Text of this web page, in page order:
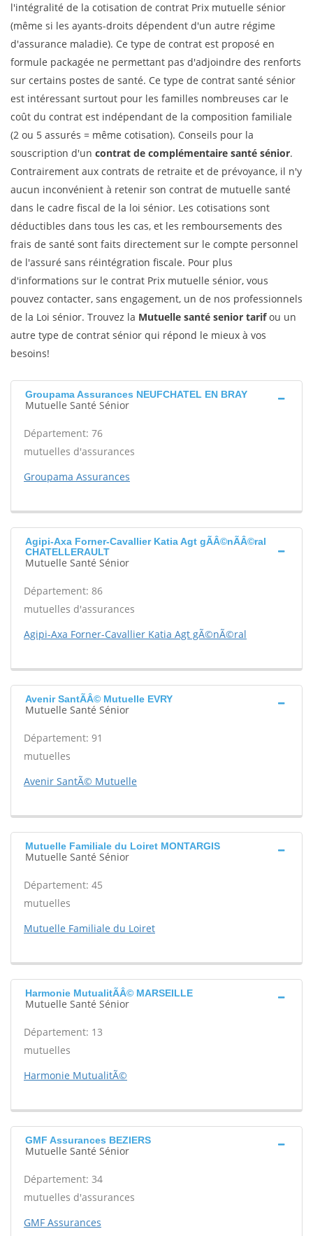
l'intégralité de la cotisation de contrat Prix mutuelle sénior
(même si les ayants-droits dépendent d'un autre régime
d'assurance maladie). Ce type de contrat est proposé en
formule packagée ne permettant pas d'adjoindre des renforts
sur certains postes de santé. Ce type de contrat santé sénior
est intéressant surtout pour les familles nombreuses car le
coût du contrat est indépendant de la composition familiale
(2 ou 5 assurés = même cotisation). Conseils pour la
souscription d'un contrat de complémentaire santé sénior.
Contrairement aux contrats de retraite et de prévoyance, il n'y
aucun inconvénient à retenir son contrat de mutuelle santé
dans le cadre fiscal de la loi sénior. Les cotisations sont
déductibles dans tous les cas, et les remboursements des
frais de santé sont faits directement sur le compte personnel
de l'assuré sans réintégration fiscale. Pour plus
d'informations sur le contrat Prix mutuelle sénior, vous
pouvez contacter, sans engagement, un de nos professionnels
de la Loi sénior. Trouvez la Mutuelle santé senior tarifou un
autre type de contrat sénior qui répond le mieux à vos
besoins!
Groupama Assurances NEUFCHATEL EN BRAY
Mutuelle Santé Sénior
Département: 76
mutuelles d'assurances
Groupama Assurances
Agipi-Axa Forner-Cavallier Katia Agt gÃÂ©nÃÂ©ral
CHATELLERAULT
Mutuelle Santé Sénior
Département: 86
mutuelles d'assurances
Agipi-Axa Forner-Cavallier Katia Agt gÃ©nÃ©ral
Avenir SantÃÂ© Mutuelle EVRY
Mutuelle Santé Sénior
Département: 91
mutuelles
Avenir SantÃ© Mutuelle
Mutuelle Familiale du Loiret MONTARGIS
Mutuelle Santé Sénior
Département: 45
mutuelles
Mutuelle Familiale du Loiret
Harmonie MutualitÃÂ© MARSEILLE
Mutuelle Santé Sénior
Département: 13
mutuelles
Harmonie MutualitÃ©
GMF Assurances BEZIERS
Mutuelle Santé Sénior
Département: 34
mutuelles d'assurances
GMF Assurances